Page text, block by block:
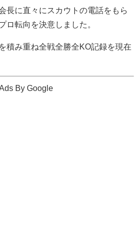
長に直々にスカウトの電話をもら
ロ転向を決意しました。
積み重ね全戦全勝全KO記録を現在
Ads By Google